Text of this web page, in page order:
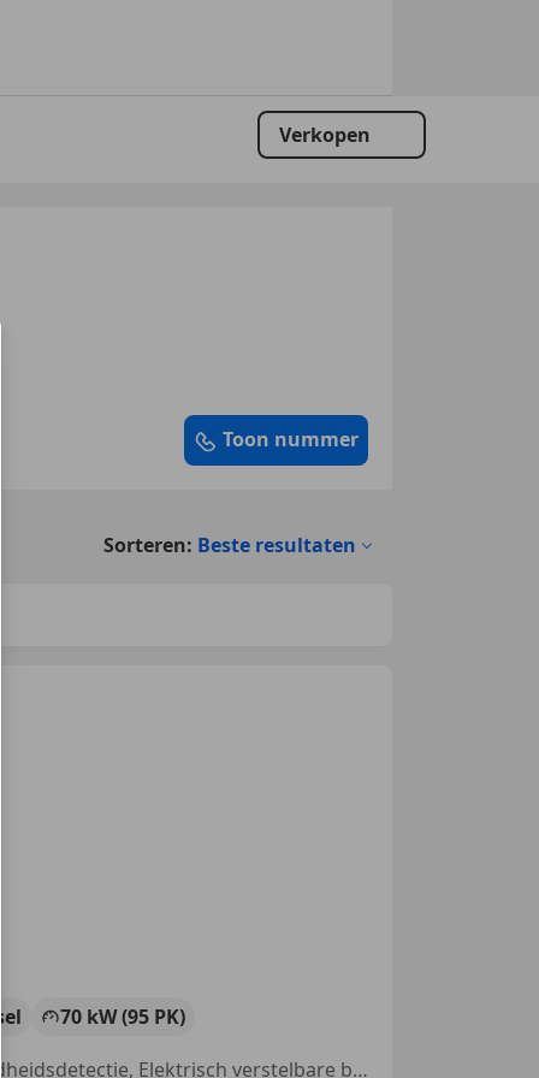
Verkopen
Toon nummer
Sorteren: Beste resultaten
70 kW (95 PK)
Traction control, Alarm, Garantie, Parkeerhulp met camera, Vermoeidheidsdetectie, Elektrisch verstelbare buitenspiegels, Cruise control, Airbag bestuurder